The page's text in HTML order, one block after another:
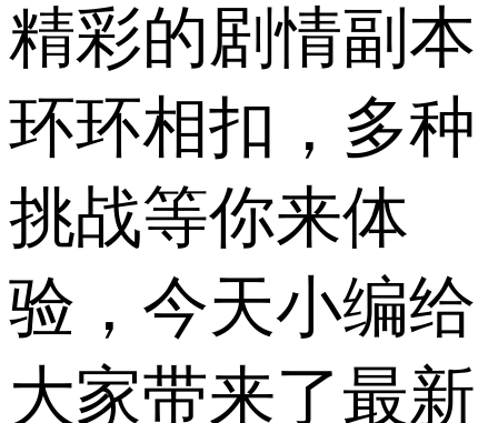
精彩的剧情副本
环环相扣，多种
挑战等你来体
验，今天小编给
大家带来了最新